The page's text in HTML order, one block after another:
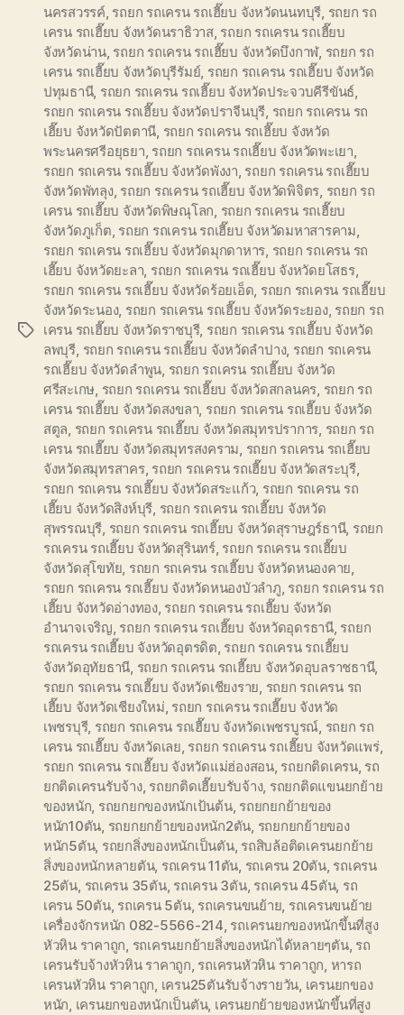
Tags
นครสวรรค์, รถยก รถเครน รถเฮี๊ยบ จังหวัดนนทบุรี, รถยก รถ
เครน รถเฮี๊ยบ จังหวัดนราธิวาส, รถยก รถเครน รถเฮี๊ยบ
จังหวัดน่าน, รถยก รถเครน รถเฮี๊ยบ จังหวัดบึงกาฬ, รถยก รถ
เครน รถเฮี๊ยบ จังหวัดบุรีรัมย์, รถยก รถเครน รถเฮี๊ยบ จังหวัด
ปทุมธานี, รถยก รถเครน รถเฮี๊ยบ จังหวัดประจวบคีรีขันธ์,
รถยก รถเครน รถเฮี๊ยบ จังหวัดปราจีนบุรี, รถยก รถเครน รถ
เฮี๊ยบ จังหวัดปัตตานี, รถยก รถเครน รถเฮี๊ยบ จังหวัด
พระนครศรีอยุธยา, รถยก รถเครน รถเฮี๊ยบ จังหวัดพะเยา,
รถยก รถเครน รถเฮี๊ยบ จังหวัดพังงา, รถยก รถเครน รถเฮี๊ยบ
จังหวัดพัทลุง, รถยก รถเครน รถเฮี๊ยบ จังหวัดพิจิตร, รถยก รถ
เครน รถเฮี๊ยบ จังหวัดพิษณุโลก, รถยก รถเครน รถเฮี๊ยบ
จังหวัดภูเก็ต, รถยก รถเครน รถเฮี๊ยบ จังหวัดมหาสารคาม,
รถยก รถเครน รถเฮี๊ยบ จังหวัดมุกดาหาร, รถยก รถเครน รถ
เฮี๊ยบ จังหวัดยะลา, รถยก รถเครน รถเฮี๊ยบ จังหวัดยโสธร,
รถยก รถเครน รถเฮี๊ยบ จังหวัดร้อยเอ็ด, รถยก รถเครน รถเฮี๊ยบ
จังหวัดระนอง, รถยก รถเครน รถเฮี๊ยบ จังหวัดระยอง, รถยก รถ
เครน รถเฮี๊ยบ จังหวัดราชบุรี, รถยก รถเครน รถเฮี๊ยบ จังหวัด
ลพบุรี, รถยก รถเครน รถเฮี๊ยบ จังหวัดลำปาง, รถยก รถเครน
รถเฮี๊ยบ จังหวัดลำพูน, รถยก รถเครน รถเฮี๊ยบ จังหวัด
ศรีสะเกษ, รถยก รถเครน รถเฮี๊ยบ จังหวัดสกลนคร, รถยก รถ
เครน รถเฮี๊ยบ จังหวัดสงขลา, รถยก รถเครน รถเฮี๊ยบ จังหวัด
สตูล, รถยก รถเครน รถเฮี๊ยบ จังหวัดสมุทรปราการ, รถยก รถ
เครน รถเฮี๊ยบ จังหวัดสมุทรสงคราม, รถยก รถเครน รถเฮี๊ยบ
จังหวัดสมุทรสาคร, รถยก รถเครน รถเฮี๊ยบ จังหวัดสระบุรี,
รถยก รถเครน รถเฮี๊ยบ จังหวัดสระแก้ว, รถยก รถเครน รถ
เฮี๊ยบ จังหวัดสิงห์บุรี, รถยก รถเครน รถเฮี๊ยบ จังหวัด
สุพรรณบุรี, รถยก รถเครน รถเฮี๊ยบ จังหวัดสุราษฎร์ธานี, รถยก
รถเครน รถเฮี๊ยบ จังหวัดสุรินทร์, รถยก รถเครน รถเฮี๊ยบ
จังหวัดสุโขทัย, รถยก รถเครน รถเฮี๊ยบ จังหวัดหนองคาย,
รถยก รถเครน รถเฮี๊ยบ จังหวัดหนองบัวลำภู, รถยก รถเครน รถ
เฮี๊ยบ จังหวัดอ่างทอง, รถยก รถเครน รถเฮี๊ยบ จังหวัด
อำนาจเจริญ, รถยก รถเครน รถเฮี๊ยบ จังหวัดอุดรธานี, รถยก
รถเครน รถเฮี๊ยบ จังหวัดอุตรดิต, รถยก รถเครน รถเฮี๊ยบ
จังหวัดอุทัยธานี, รถยก รถเครน รถเฮี๊ยบ จังหวัดอุบลราชธานี,
รถยก รถเครน รถเฮี๊ยบ จังหวัดเชียงราย, รถยก รถเครน รถ
เฮี๊ยบ จังหวัดเชียงใหม่, รถยก รถเครน รถเฮี๊ยบ จังหวัด
เพชรบุรี, รถยก รถเครน รถเฮี๊ยบ จังหวัดเพชรบูรณ์, รถยก รถ
เครน รถเฮี๊ยบ จังหวัดเลย, รถยก รถเครน รถเฮี๊ยบ จังหวัดแพร่,
รถยก รถเครน รถเฮี๊ยบ จังหวัดแม่ฮ่องสอน, รถยกติดเครน, รถ
ยกติดเครนรับจ้าง, รถยกติดเฮี๊ยบรับจ้าง, รถยกติดแขนยกย้าย
ของหนัก, รถยกยกของหนักเป้นต้น, รถยกยกย้ายของ
หนัก10ตัน, รถยกยกย้ายของหนัก2ตัน, รถยกยกย้ายของ
หนัก5ตัน, รถยกสิ่งของหนักเป็นตัน, รถสิบล้อติดเครนยกย้าย
สิ่งของหนักหลายตัน, รถเครน 11ตัน, รถเครน 20ตัน, รถเครน
25ตัน, รถเครน 35ตัน, รถเครน 3ตัน, รถเครน 45ตัน, รถ
เครน 50ตัน, รถเครน 5ตัน, รถเครนขนย้าย, รถเครนขนย้าย
เครื่องจักรหนัก 082-5566-214, รถเครนยกของหนักขึ้นที่สูง
หัวหิน ราคาถูก, รถเครนยกย้ายสิ่งของหนักได้หลายๆตัน, รถ
เครนรับจ้างหัวหิน ราคาถูก, รถเครนหัวหิน ราคาถูก, หารถ
เครนหัวหิน ราคาถูก, เครน25ตันรับจ้างรายวัน, เครนยกของ
หนัก, เครนยกของหนักเป็นตัน, เครนยกย้ายของหนักขึ้นที่สูง